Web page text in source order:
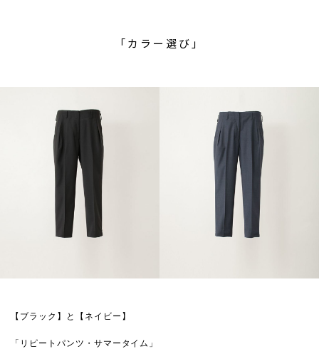
「カラー選び」
【ブラック】と【ネイビー】
「リピートパンツ・サマータイム」